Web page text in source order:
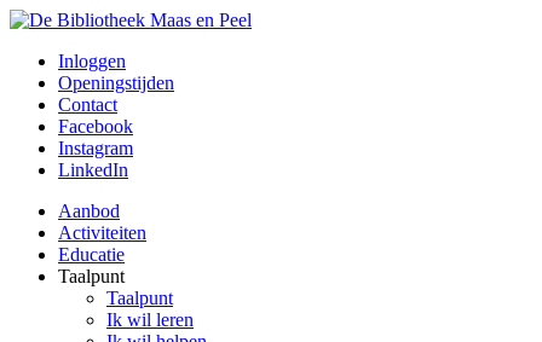
Inloggen
Openingstijden
Contact
Facebook
Instagram
LinkedIn
Aanbod
Activiteiten
Educatie
Taalpunt
Taalpunt
Ik wil leren